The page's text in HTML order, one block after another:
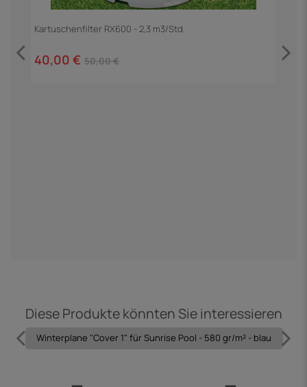
Kartuschenfilter RX600 - 2,3 m3/Std.
40,00 € 50,00 €
Diese Produkte könnten Sie interessieren
Winterplane "Cover 1" für Sunrise Pool - 580 gr/m² - blau